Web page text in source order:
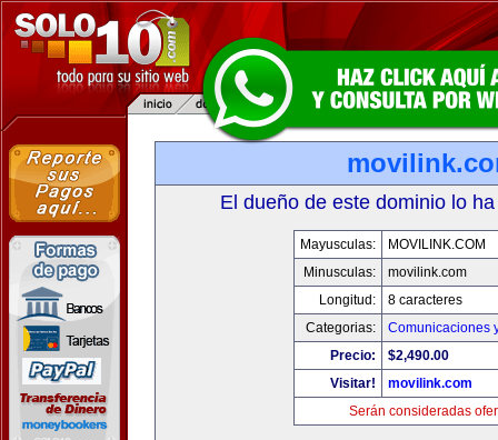
El dueño de este dominio lo
Mayusculas:
MOVILINK.COM
Minusculas:
movilink.com
Longitud:
8 caracteres
Categorias:
Comunicaciones
Precio:
$2,490.00
Visitar!
movilink.com
Serán consideradas